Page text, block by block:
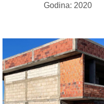
Godina: 2020